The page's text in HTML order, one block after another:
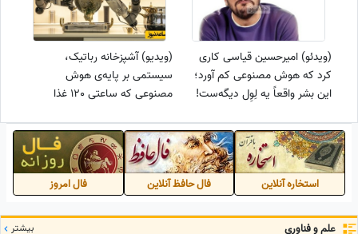
(ویدئو) امیرحسین قیاسی کاری
کرد که هوش مصنوعی کم آورد؛
این بشر واقعاً یه لِوِل دیگه‌ست!
(ویدیو) آشپزخانه رباتیک،
سیستمی بر پایه‌ی هوش
مصنوعی که ساعتی 120 غذا
آشپزخانه رستورانی
استخاره آنلاین فال حافظ آنلاین فال امروز
علم و فناوری بیشتر